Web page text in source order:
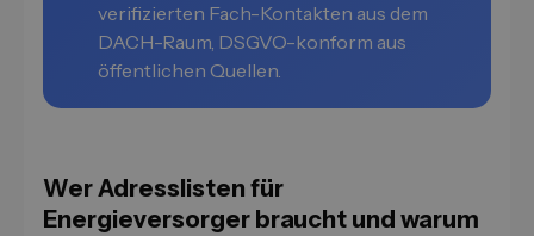
verifizierten Fach-Kontakten aus dem
DACH-Raum, DSGVO-konform aus
öffentlichen Quellen.
Wer Adresslisten für
Energieversorger braucht und warum